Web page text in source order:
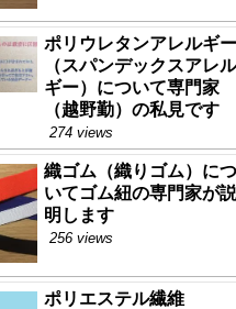
ポリウレタンアレルギー
（スパンデックスアレル
ギー）について専門家
（越野勤）の私見です
274 views
織ゴム（織りゴム）につ
いてゴム紐の専門家が説
明します
256 views
ポリエステル繊維